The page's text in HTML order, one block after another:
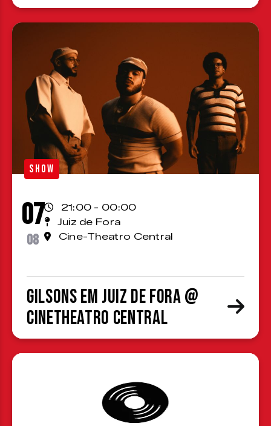
SHOW
07
08
21:00 - 00:00
Juiz de Fora
Cine-Theatro Central
Gilsons em Juiz de Fora @
CineTheatro Central